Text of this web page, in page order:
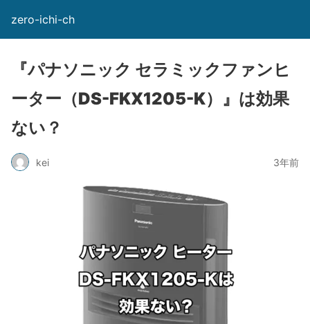
zero-ichi-ch
『パナソニック セラミックファンヒ
ーター（DS-FKX1205-K）』は効果
ない？
kei 3年前